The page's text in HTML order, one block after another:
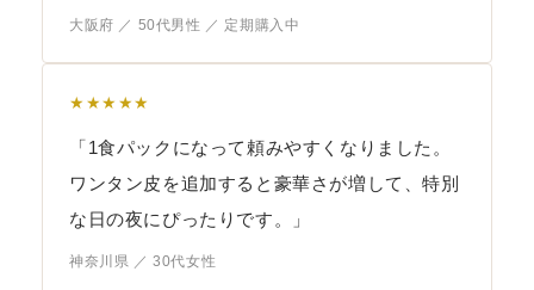
大阪府 ／ 50代男性 ／ 定期購入中
★★★★★
「1食パックになって頼みやすくなりました。
ワンタン皮を追加すると豪華さが増して、特別
な日の夜にぴったりです。」
神奈川県 ／ 30代女性